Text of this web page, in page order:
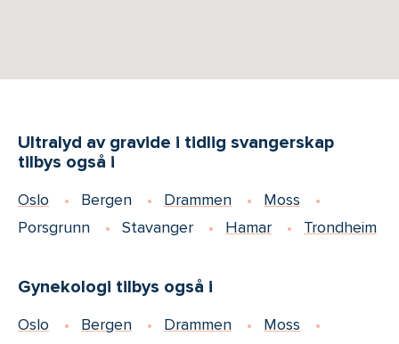
Ultralyd av gravide i tidlig svangerskap
tilbys også i
Oslo Bergen Drammen
Moss
Porsgrunn
Stavanger Hamar Trondheim
Gynekologi tilbys også i
Oslo Bergen Drammen
Moss